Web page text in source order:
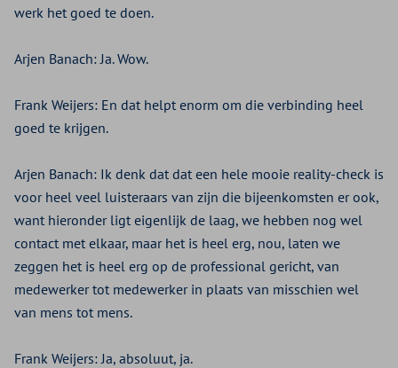
werk het goed te doen.
Arjen Banach: Ja. Wow.
Frank Weijers: En dat helpt enorm om die verbinding heel
goed te krijgen.
Arjen Banach: Ik denk dat dat een hele mooie reality-check is
voor heel veel luisteraars van zijn die bijeenkomsten er ook,
want hieronder ligt eigenlijk de laag, we hebben nog wel
contact met elkaar, maar het is heel erg, nou, laten we
zeggen het is heel erg op de professional gericht, van
medewerker tot medewerker in plaats van misschien wel
van mens tot mens.
Frank Weijers: Ja, absoluut, ja.